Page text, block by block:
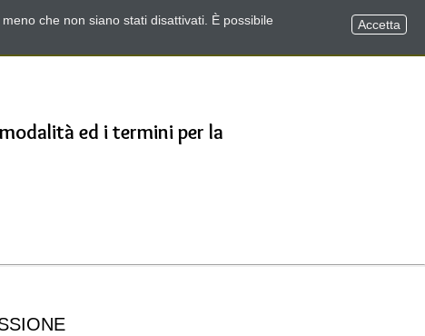
ed i termini per la
meno che non siano stati disattivati. È possibile
Accetta